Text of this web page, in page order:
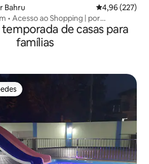
Bahru 4,96 de uma
4,96 (227)
• Acesso ao Shopping | por
de casas para
famílias